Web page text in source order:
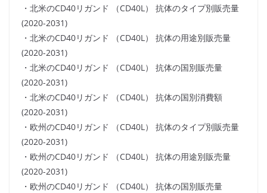
・北米のCD40リガンド （CD40L） 抗体のタイプ別販売量
(2020-2031)
・北米のCD40リガンド （CD40L） 抗体の用途別販売量
(2020-2031)
・北米のCD40リガンド （CD40L） 抗体の国別販売量
(2020-2031)
・北米のCD40リガンド （CD40L） 抗体の国別消費額
(2020-2031)
・欧州のCD40リガンド （CD40L） 抗体のタイプ別販売量
(2020-2031)
・欧州のCD40リガンド （CD40L） 抗体の用途別販売量
(2020-2031)
・欧州のCD40リガンド （CD40L） 抗体の国別販売量